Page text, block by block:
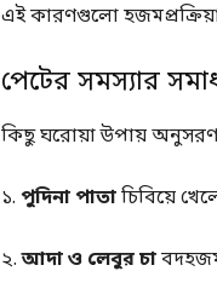
এই কারণগুলো
পেটের সমস্যার
কিছু ঘরোয়া উপায় অনুসরণ
১. পুদিনা পাতাচিবিয়ে
২.আদা ও লেবুর চা